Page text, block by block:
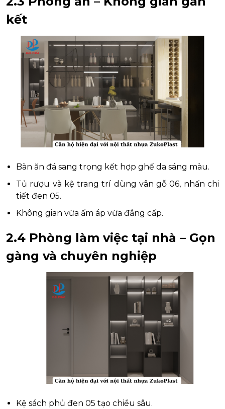
kết
Bàn ăn đá sang trọng kết hợp ghế da sáng màu.
Tủ rượu và kệ trang trí dùng vân gỗ 06, nhấn chi
tiết đen 05.
Không gian vừa ấm áp vừa đẳng cấp.
2.4 Phòng làm việc tại nhà – Gọn
gàng và chuyên nghiệp
Kệ sách phủ đen 05 tạo chiều sâu.